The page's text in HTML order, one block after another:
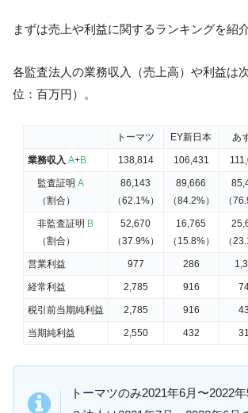
まずは売上や利益に関するランキングを紹
各監査法人の業務収入（売上高）や利益は
位：百万円）。
トーマツ EY新日本 あ
業務収入 A+B 138,814 106,431
監査証明 A
（割合）
86,143
（62.1%）
89,666
（84.2%）
（
非監査証明 B
（割合）
52,670
（37.9%）
16,765
（15.8%）
（
営業利益 977 286
経常利益 2,785 916
税引前当期純利益 2,785 916
当期純利益 2,550 432
トーマツのみ2021年6月〜2022